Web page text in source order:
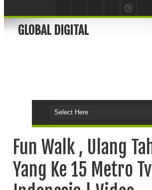
GLOBAL DIGITAL
Fun Walk , Ulang
Yang Ke 15 Metro Tv